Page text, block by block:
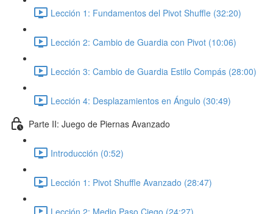
Lección 1: Fundamentos del Pivot Shuffle (32:20)
Lección 2: Cambio de Guardia con Pivot (10:06)
Lección 3: Cambio de Guardia Estilo Compás (28:00)
Lección 4: Desplazamientos en Ángulo (30:49)
Parte II: Juego de Piernas Avanzado
Introducción (0:52)
Lección 1: Pivot Shuffle Avanzado (28:47)
Lección 2: Medio Paso Ciego (24:27)